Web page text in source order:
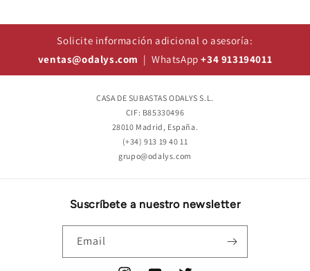
Solicite información adicional o asesoría:
ventas@odalys.com | WhatsApp+34 913194011
CASA DE SUBASTAS ODALYS S.L.
CIF: B85330496
28010 Madrid, España.
(+34) 913 19 40 11
grupo@odalys.com
Suscríbete a nuestro newsletter
Email